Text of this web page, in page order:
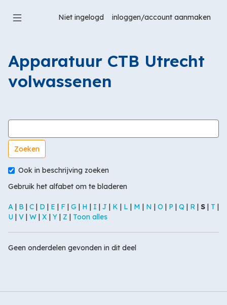
naar
Niet ingelogd
Apparatuur CTB Utrecht
volwassenen
Zoek in woordenlijst naar
Ook in beschrijving zoeken
Gebruik het alfabet om te bladeren
A | B | C | D | E | F | G | H | I | J | K | L | M | N | O | P | Q | R | S | T |
U | V | W | X | Y | Z | Toon alles
Geen onderdelen gevonden in dit deel